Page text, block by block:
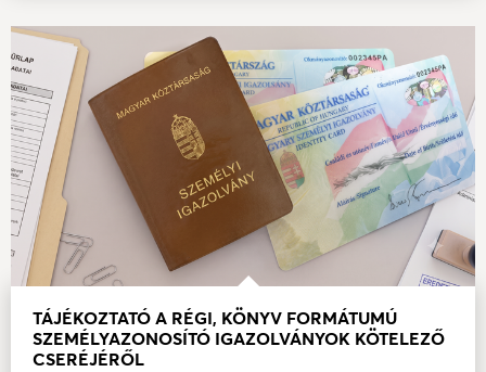
TÁJÉKOZTATÓ A RÉGI, KÖNYV FORMÁTUMÚ
SZEMÉLYAZONOSÍTÓ IGAZOLVÁNYOK KÖTELEZŐ
CSERÉJÉRŐL